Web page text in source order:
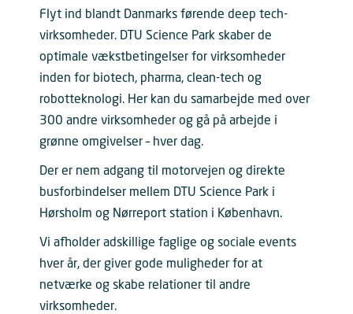
Flyt ind blandt Danmarks førende deep tech-
virksomheder. DTU Science Park skaber de
optimale vækstbetingelser for virksomheder
inden for biotech, pharma, clean-tech og
robotteknologi. Her kan du samarbejde med over
300 andre virksomheder og gå på arbejde i
grønne omgivelser – hver dag.
Der er nem adgang til motorvejen og direkte
busforbindelser mellem DTU Science Park i
Hørsholm og Nørreport station i København.
Vi afholder adskillige faglige og sociale events
hver år, der giver gode muligheder for at
netværke og skabe relationer til andre
virksomheder.